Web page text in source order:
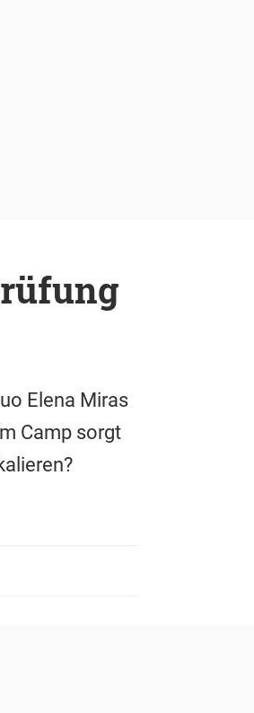
Elena Miras
Camp sorgt